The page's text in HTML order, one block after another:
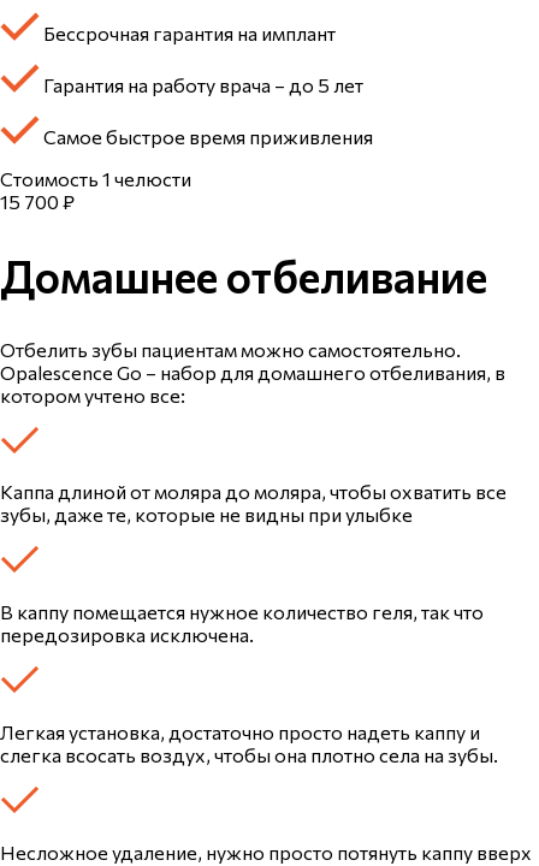
Бессрочная гарантия на имплант
Гарантия на работу врача – до 5 лет
Самое быстрое время приживления
Стоимость 1 челюсти
15 700 ₽
Домашнее отбеливание
Отбелить зубы пациентам можно самостоятельно.
Opalescence Go – набор для домашнего отбеливания, в
котором учтено все:
Каппа длиной от моляра до моляра, чтобы охватить все
зубы, даже те, которые не видны при улыбке
В каппу помещается нужное количество геля, так что
передозировка исключена.
Легкая установка, достаточно просто надеть каппу и
слегка всосать воздух, чтобы она плотно села на зубы.
Несложное удаление, нужно просто потянуть каппу вверх